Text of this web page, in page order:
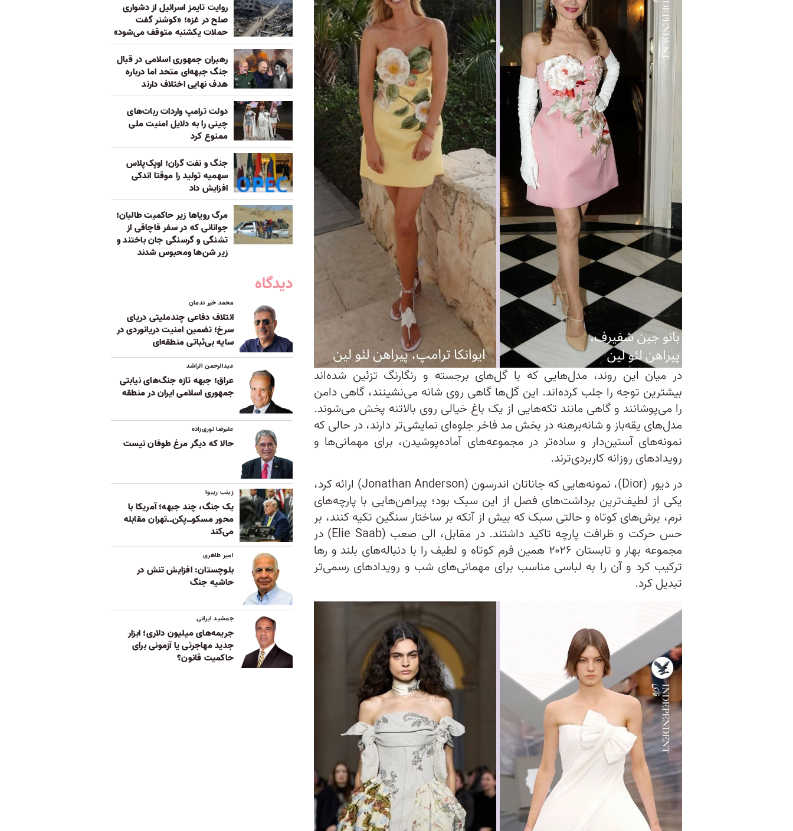
در میان این روند، مدل‌هایی که با گل‌های برجسته و رنگارنگ تزئین شده‌اند
بیشترین توجه را جلب کرده‌اند. این گل‌ها گاهی روی شانه می‌نشینند، گاهی دامن
را می‌پوشانند و گاهی مانند تکه‌هایی از یک باغ خیالی روی بالاتنه پخش می‌شوند.
مدل‌های یقه‌باز و شانه‌برهنه در بخش مد فاخر جلوه‌ای نمایشی‌تر دارند، در حالی که
نمونه‌های آستین‌دار و ساده‌تر در مجموعه‌های آماده‌پوشیدن، برای مهمانی‌ها و
رویدادهای روزانه کاربردی‌ترند.
در دیور (Dior)، نمونه‌هایی که جاناتان اندرسون (Jonathan Anderson) ارائه کرد،
یکی از لطیف‌ترین برداشت‌های فصل از این سبک بود؛ پیراهن‌هایی با پارچه‌های
نرم، برش‌های کوتاه و حالتی سبک که بیش از آنکه بر ساختار سنگین تکیه کنند، بر
حس حرکت و ظرافت پارچه تاکید داشتند. در مقابل، الی صعب (Elie Saab) در
مجموعه بهار و تابستان ۲۰۲۶ همین فرم کوتاه و لطیف را با دنباله‌های بلند و رها
ترکیب کرد و آن را به لباسی مناسب برای مهمانی‌های شب و رویدادهای رسمی‌تر
تبدیل کرد.
روایت تایمز اسرائیل از دشواری
صلح در غزه؛ «کوشنر گفت
حملات یکشنبه متوقف می‌شود»
رهبران جمهوری اسلامی در قبال
جنگ جبهه‌ای متحد اما درباره
هدف نهایی اختلاف دارند
دولت ترامپ واردات ربات‌های
چینی را به دلایل امنیت ملی
ممنوع کرد
جنگ و نفت گران؛ اوپک‌پلاس
سهمیه تولید را موقتا اندکی
افزایش داد
مرگ رویاها زیر حاکمیت طالبان؛
جوانانی که در سفر قاچاقی از
تشنگی و گرسنگی جان باختند و
زیر شن‌ها ومحبوس شدند
دیدگاه
محمد خیر ندمان
ائتلاف دفاعی چندملیتی دریای
سرخ؛ تضمین امنیت دریانوردی در
سایه بی‌ثباتی‌ منطقه‌ای
عبدالرحمن الراشد
عراق؛ جبهه تازه جنگ‌های نیابتی
جمهوری اسلامی ایران در منطقه
علیرضا نوری‌زاده
حالا که دیگر مرغ طوفان نیست
زینب ریبوا
یک جنگ، چند جبهه؛ آمریکا با
محور مسکوــ‌پکن‌ــ‌تهران مقابله
می‌کند
امیر طاهری
بلوچستان: افزایش تنش در
حاشیه جنگ
جمشید ایرانی
جریمه‌های میلیون دلاری؛ ابزار
جدید مهاجرتی یا آزمونی برای
حاکمیت قانون؟